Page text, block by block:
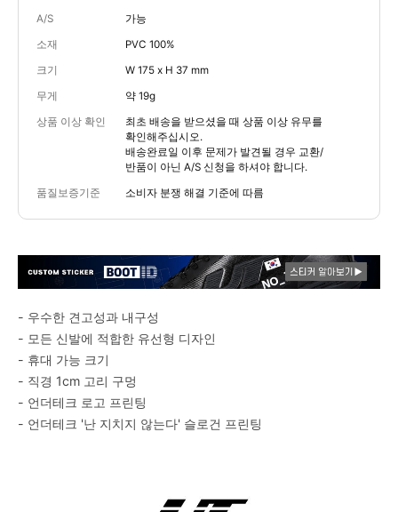
A/S 가능
소재 PVC 100%
크기 W 175 x H 37 mm
무게 약 19g
상품 이상 확인
최초 배송을 받으셨을 때 상품 이상 유무를
확인해주십시오.
배송완료일 이후 문제가 발견될 경우 교환/
반품이 아닌 A/S 신청을 하셔야 합니다.
품질보증기준 소비자 분쟁 해결 기준에 따름
- 우수한 견고성과 내구성
- 모든 신발에 적합한 유선형 디자인
- 휴대 가능 크기
- 직경 1cm 고리 구멍
- 언더테크 로고 프린팅
- 언더테크 '난 지치지 않는다' 슬로건 프린팅